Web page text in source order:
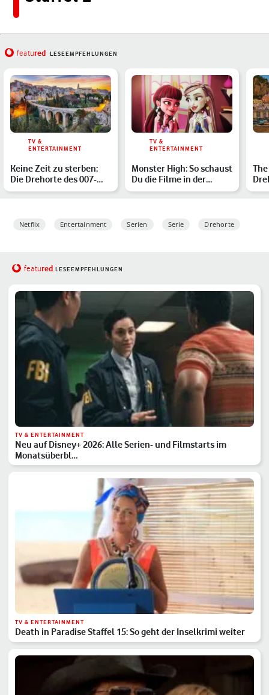
featured LESEEMPFEHLUNGEN
TV &
ENTERTAINMENT
Keine Zeit zu sterben:
Die Drehorte des 007-
Finales von Daniel Cr…
TV &
ENTERTAINMENT
Monster High: So schaust
Du die Filme in der
richtigen Reihenfolg…
Netflix Entertainment Serien Serie Drehorte
featured LESEEMPFEHLUNGEN
TV & ENTERTAINMENT
Neu auf Disney+ 2026: Alle Serien- und Filmstarts im
Monatsüberbl…
TV & ENTERTAINMENT
Death in Paradise Staffel 15: So geht der Inselkrimi weiter